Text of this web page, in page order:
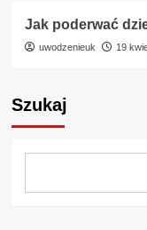
Jak poderwać
uwodzenieuk 19
Szukaj